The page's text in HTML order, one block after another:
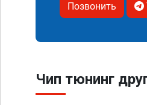
Позвонить
Чип тюнинг